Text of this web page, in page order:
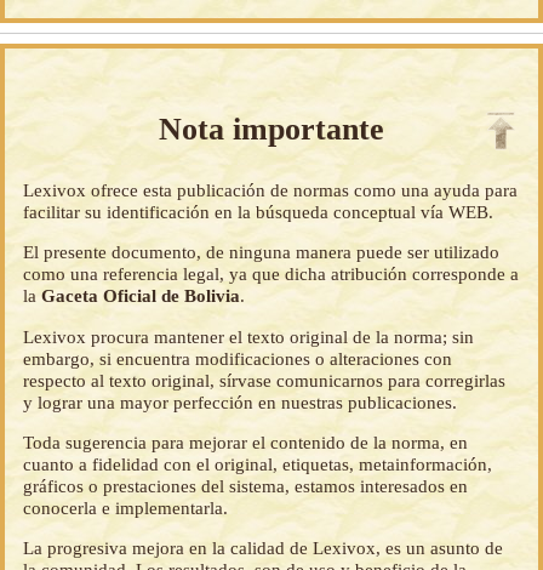
Nota importante
Lexivox ofrece esta publicación de normas como una ayuda para
facilitar su identificación en la búsqueda conceptual vía WEB.
El presente documento, de ninguna manera puede ser utilizado
como una referencia legal, ya que dicha atribución corresponde a
laGaceta Oficial de Bolivia.
Lexivox procura mantener el texto original de la norma; sin
embargo, si encuentra modificaciones o alteraciones con
respecto al texto original, sírvase comunicarnos para corregirlas
y lograr una mayor perfección en nuestras publicaciones.
Toda sugerencia para mejorar el contenido de la norma, en
cuanto a fidelidad con el original, etiquetas, metainformación,
gráficos o prestaciones del sistema, estamos interesados en
conocerla e implementarla.
La progresiva mejora en la calidad de Lexivox, es un asunto de